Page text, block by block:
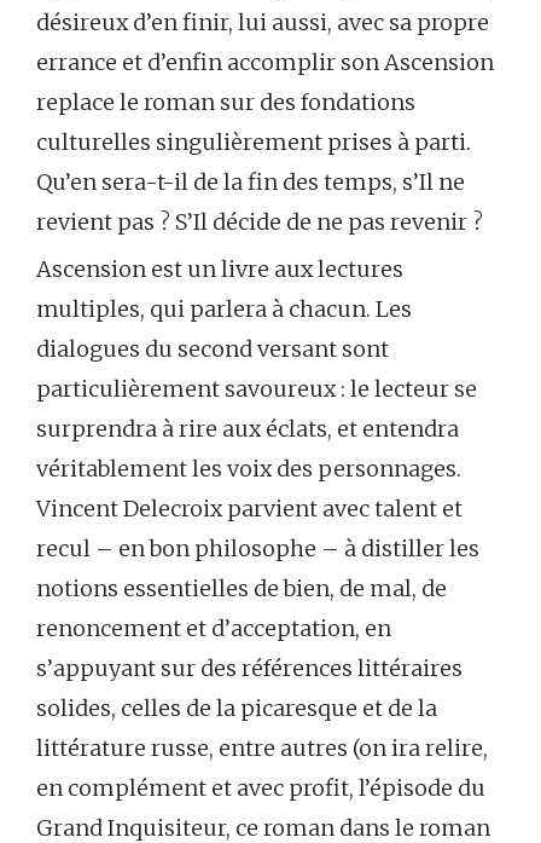
désireux d’en finir, lui aussi, avec sa propre
errance et d’enfin accomplir son Ascension
replace le roman sur des fondations
culturelles singulièrement prises à parti.
Qu’en sera-t-il de la fin des temps, s’Il ne
revient pas ? S’Il décide de ne pas revenir ?
Ascension est un livre aux lectures
multiples, qui parlera à chacun. Les
dialogues du second versant sont
particulièrement savoureux : le lecteur se
surprendra à rire aux éclats, et entendra
véritablement les voix des personnages.
Vincent Delecroix parvient avec talent et
recul – en bon philosophe – à distiller les
notions essentielles de bien, de mal, de
renoncement et d’acceptation, en
s’appuyant sur des références littéraires
solides, celles de la picaresque et de la
littérature russe, entre autres (on ira relire,
en complément et avec profit, l’épisode du
Grand Inquisiteur, ce roman dans le roman